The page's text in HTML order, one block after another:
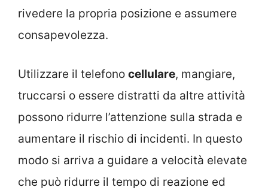
rivedere la propria posizione e assumere
consapevolezza.
Utilizzare il telefono cellulare, mangiare,
truccarsi o essere distratti da altre attività
possono ridurre l’attenzione sulla strada e
aumentare il rischio di incidenti. In questo
modo si arriva a guidare a velocità elevate
che può ridurre il tempo di reazione ed